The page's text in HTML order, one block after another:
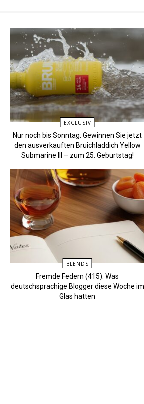
EXCLUSIV
Nur noch bis Sonntag: Gewinnen Sie jetzt
den ausverkauften Bruichladdich Yellow
Submarine III – zum 25. Geburtstag!
BLENDS
Fremde Federn (415): Was
deutschsprachige Blogger diese Woche im
Glas hatten